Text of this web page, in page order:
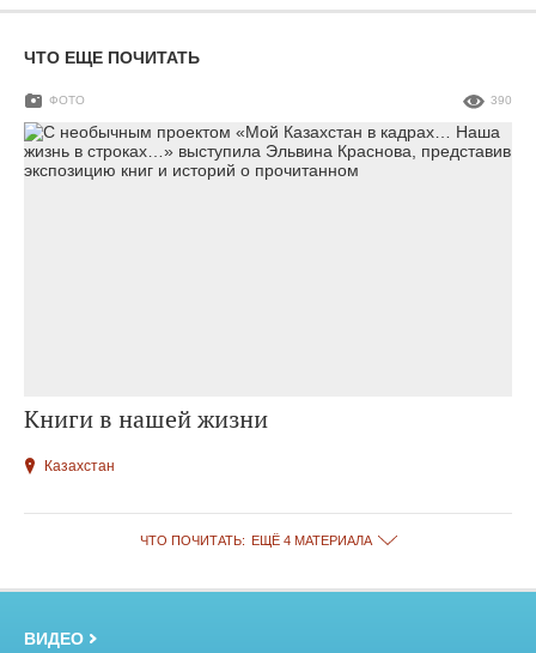
ЧТО ЕЩЕ ПОЧИТАТЬ
Книги в нашей жизни
ФОТО 390
Казахстан
ЧТО ПОЧИТАТЬ: ЕЩЁ 4 МАТЕРИАЛА
ВИДЕО